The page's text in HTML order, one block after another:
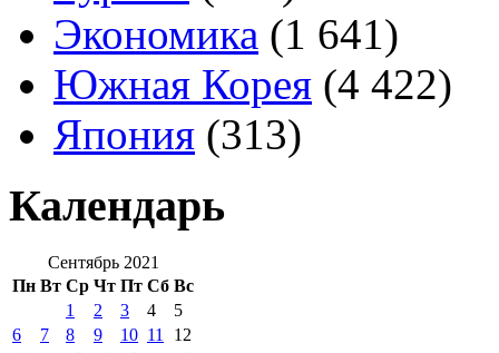
Экономика (1 641)
Южная Корея (4 422)
Япония (313)
Календарь
Сентябрь 2021
Пн Вт Ср Чт Пт Сб Вс
1 2 3 4
5
6
7 8 9 10 11
12